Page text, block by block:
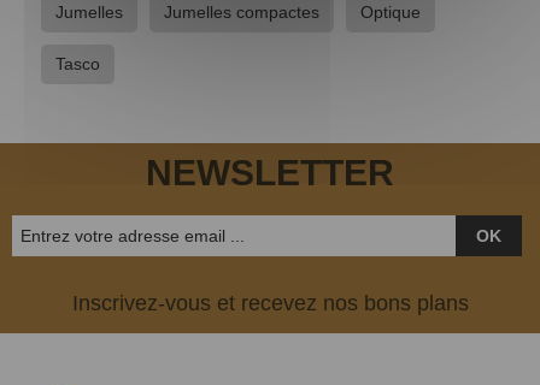
Jumelles Jumelles compactes Optique
Tasco
NEWSLETTER
OK
Inscrivez-vous et recevez nos bons plans